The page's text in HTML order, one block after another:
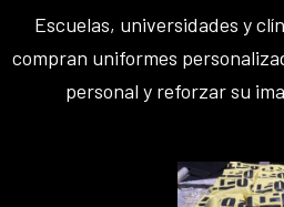
Escuelas, universidades y
compran uniformes
personal y reforzar su